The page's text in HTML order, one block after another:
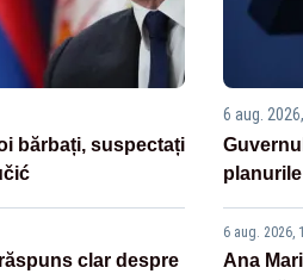
bărbați, suspectați
clar despre
6 aug.
6 aug. 2026,
Ana